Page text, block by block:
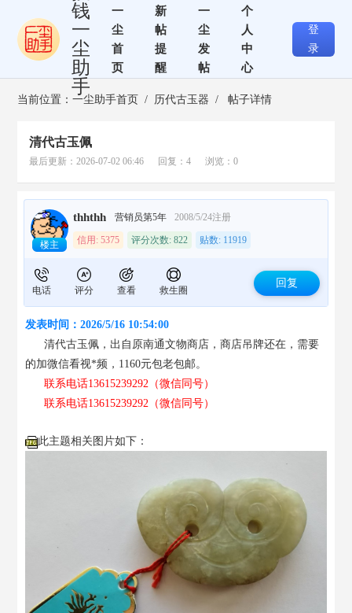
钱
一
尘
助
手
一
尘
首
页
新
帖
提
醒
一
尘
发
帖
个
人
中
心
登
录
当前位置：一尘助手首页 / 历代古玉器 / 帖子详情
清代古玉佩
最后更新：2026-07-02 06:46 回复：4 浏览：0
楼主
thhthh 营销员第5年 2008/5/24注册
信用: 5375 评分次数: 822 贴数: 11919
电话 评分 查看 救生圈
回复
发表时间：2026/5/16 10:54:00
清代古玉佩，出自原南通文物商店，商店吊牌还在，需要
的加微信看视*频，1160元包老包邮。
联系电话13615239292（微信同号）
联系电话13615239292（微信同号）
此主题相关图片如下：